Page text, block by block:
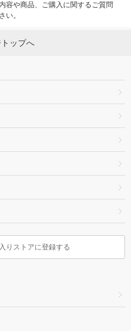
容や商品、ご購入に関するご質問
い。
ップへ
りストアに登録する